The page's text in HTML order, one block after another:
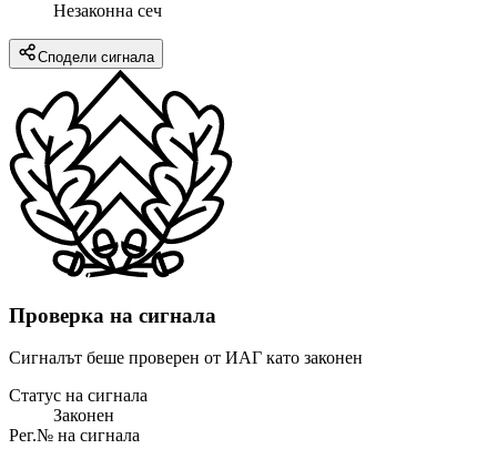
Незаконна сеч
Сподели сигнала
Проверка на сигнала
Сигналът беше проверен от ИАГ като законен
Статус на сигнала
Законен
Рег.№ на сигнала